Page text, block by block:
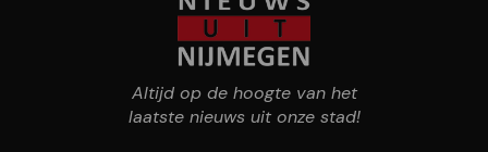
Altijd op de hoogte van het
laatste nieuws uit onze stad!